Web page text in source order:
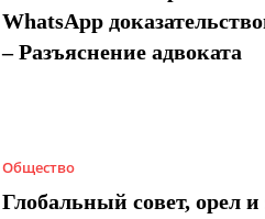
WhatsApp
– Разъяснение адвоката
Общество
Глобальный совет, орел и